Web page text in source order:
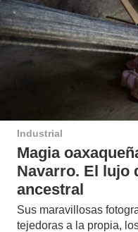
Industrial
Magia
Navarro. El lujo
ancestral
Sus maravillosas
tejedoras a la propia,